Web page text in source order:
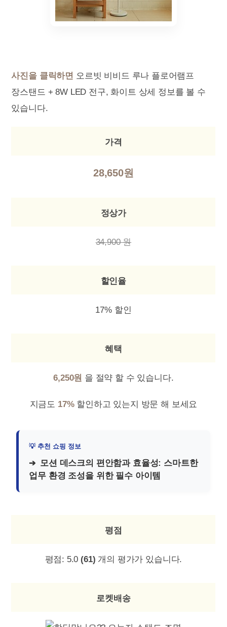
사진을 클릭하면 오르빗 비비드 루나 플로어램프
장스탠드 + 8W LED 전구, 화이트 상세 정보를 볼 수
있습니다.
가격
28,650원
정상가
34,900 원
할인율
17% 할인
혜택
6,250원 을 절약 할 수 있습니다.
지금도 17%할인하고 있는지 방문 해 보세요
모션 데스크의 편안함과 효율성: 스마트한
업무 환경 조성을 위한 필수 아이템
평점
평점: 5.0 (61) 개의 평가가 있습니다.
로켓배송